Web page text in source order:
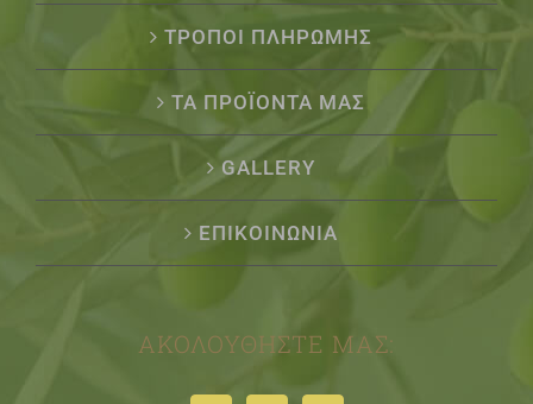
ΤΡΟΠΟΙ ΠΛΗΡΩΜΗΣ
ΤΑ ΠΡΟΪΟΝΤΑ ΜΑΣ
GALLERY
ΕΠΙΚΟΙΝΩΝΙΑ
ΑΚΟΛΟΥΘΉΣΤΕ ΜΑΣ: